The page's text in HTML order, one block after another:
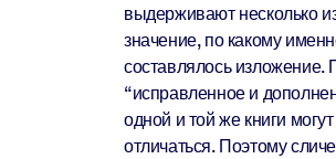
выдерживают несколько
значение, по какому
составлялось изложение.
“исправленное и
одной и той же книги
отличаться. Поэтому